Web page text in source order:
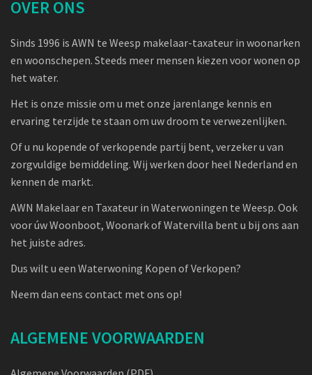
OVER ONS
Sinds 1996 is AWN te Weesp makelaar-taxateur in woonarken
en woonschepen. Steeds meer mensen kiezen voor wonen op
het water.
Het is onze missie om u met onze jarenlange kennis en
ervaring terzijde te staan om uw droom te verwezenlijken.
Of u nu kopende of verkopende partij bent, verzeker u van
zorgvuldige bemiddeling. Wij werken door heel Nederland en
kennen de markt.
AWN Makelaar en Taxateur in Waterwoningen te Weesp. Ook
voor úw Woonboot, Woonark of Watervilla bent u bij ons aan
het juiste adres.
Dus wilt u een Waterwoning Kopen of Verkopen?
Neem dan eens contact met ons op!
ALGEMENE VOORWAARDEN